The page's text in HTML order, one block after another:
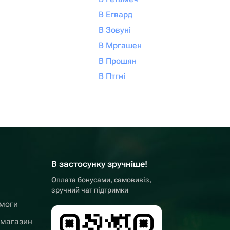
В Егвард
В Зовуні
В Мргашен
В Прошян
В Птгні
В застосунку зручніше!
Оплата бонусами, самовивіз,
зручний чат підтримки